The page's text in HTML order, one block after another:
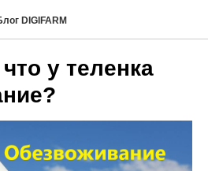
DIGIFARM
у теленка